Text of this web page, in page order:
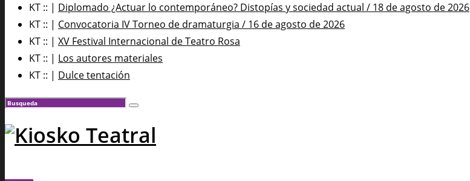
KT :: | Diplomado ¿Actuar lo contemporáneo? Distopías y sociedad actual / 18 de agosto de 2026
KT :: | Convocatoria IV Torneo de dramaturgia / 16 de agosto de 2026
KT :: | XV Festival Internacional de Teatro Rosa
KT :: | Los autores materiales
KT :: | Dulce tentación